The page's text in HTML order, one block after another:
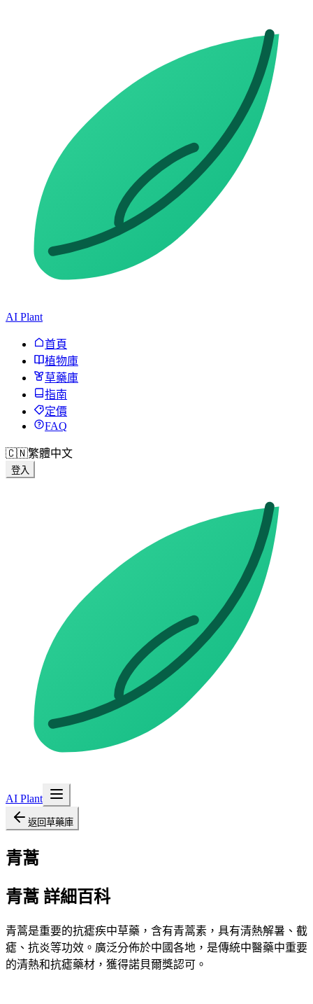
AI Plant
首頁
植物庫
草藥庫
指南
定價
FAQ
🇨🇳繁體中文
登入
AI Plant
返回草藥庫
青蒿
青蒿 詳細百科
青蒿是重要的抗瘧疾中草藥，含有青蒿素，具有清熱解暑、截
瘧、抗炎等功效。廣泛分佈於中國各地，是傳統中醫藥中重要
的清熱和抗瘧藥材，獲得諾貝爾獎認可。